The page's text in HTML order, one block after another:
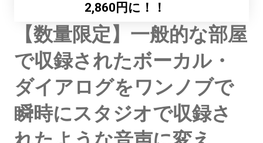
2,860円に！！
【数量限定】一般的な部屋
で収録されたボーカル・
ダイアログをワンノブで
瞬時にスタジオで収録さ